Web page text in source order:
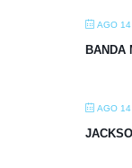
AGO
BANDA
AGO